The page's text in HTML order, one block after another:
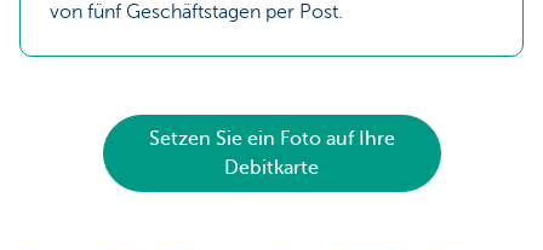
von fünf Geschäftstagen per Post.
Setzen Sie ein Foto auf Ihre
Debitkarte